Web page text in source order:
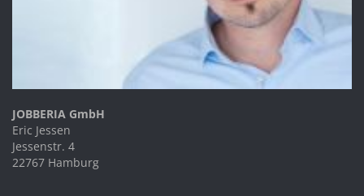
JOBBERIA GmbH
Eric Jessen
Jessenstr. 4
22767 Hamburg